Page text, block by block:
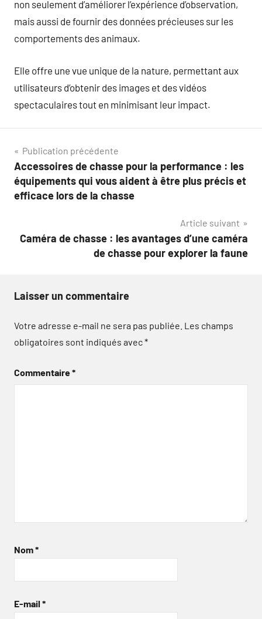
non seulement d’améliorer l’expérience d’observation,
mais aussi de fournir des données précieuses sur les
comportements des animaux.
Elle offre une vue unique de la nature, permettant aux
utilisateurs d’obtenir des images et des vidéos
spectaculaires tout en minimisant leur impact.
Navigation
de
l’article
Publication précédente
Accessoires de chasse pour la performance : les
équipements qui vous aident à être plus précis et
efficace lors de la chasse
Article suivant
Caméra de chasse : les avantages d’une caméra
de chasse pour explorer la faune
Laisser un commentaire
Votre adresse e-mail ne sera pas publiée. Les champs
obligatoires sont indiqués avec*
Commentaire*
Nom*
E-mail *